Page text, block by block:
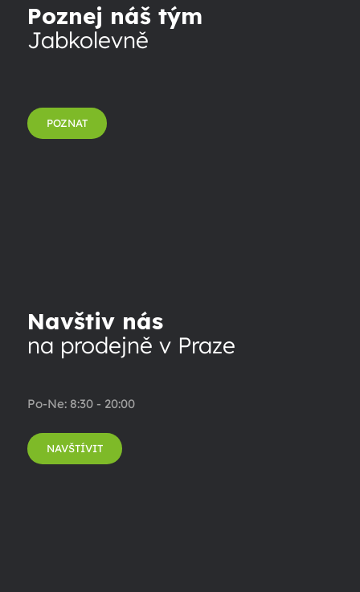
Poznej náš tým
Jabkolevně
POZNAT
Navštiv nás
na prodejně v Praze
Po-Ne: 8:30 - 20:00
NAVŠTÍVIT